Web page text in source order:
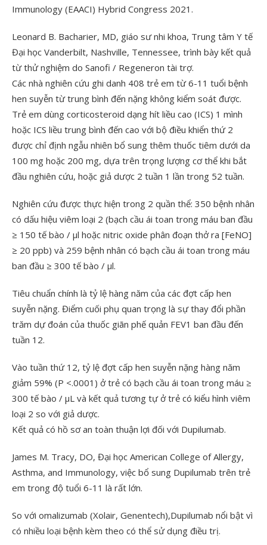
Immunology (EAACI) Hybrid Congress 2021.
Leonard B. Bacharier, MD, giáo sư nhi khoa, Trung tâm Y tế
Đại học Vanderbilt, Nashville, Tennessee, trình bày kết quả
từ thử nghiệm do Sanofi / Regeneron tài trợ.
Các nhà nghiên cứu ghi danh 408 trẻ em từ 6-11 tuổi bệnh
hen suyễn từ trung bình đến nặng không kiểm soát được.
Trẻ em dùng corticosteroid dạng hít liều cao (ICS) 1 mình
hoặc ICS liều trung bình đến cao với bộ điều khiển thứ 2
được chỉ định ngẫu nhiên bổ sung thêm thuốc tiêm dưới da
100 mg hoặc 200 mg, dựa trên trọng lượng cơ thể khi bắt
đầu nghiên cứu, hoặc giả dược 2 tuần 1 lần trong 52 tuần.
Nghiên cứu được thực hiện trong 2 quần thể: 350 bệnh nhân
có dấu hiệu viêm loại 2 (bạch cầu ái toan trong máu ban đầu
≥ 150 tế bào / μl hoặc nitric oxide phân đoạn thở ra [FeNO]
≥ 20 ppb) và 259 bệnh nhân có bạch cầu ái toan trong máu
ban đầu ≥ 300 tế bào / µl.
Tiêu chuẩn chính là tỷ lệ hàng năm của các đợt cấp hen
suyễn nặng. Điểm cuối phụ quan trọng là sự thay đổi phần
trăm dự đoán của thuốc giãn phế quản FEV1 ban đầu đến
tuần 12.
Vào tuần thứ 12, tỷ lệ đợt cấp hen suyễn nặng hàng năm
giảm 59% (P <.0001) ở trẻ có bạch cầu ái toan trong máu ≥
300 tế bào / µL và kết quả tương tự ở trẻ có kiểu hình viêm
loại 2 so với giả dược.
Kết quả có hồ sơ an toàn thuận lợi đối với Dupilumab.
James M. Tracy, DO, Đại học American College of Allergy,
Asthma, and Immunology, việc bổ sung Dupilumab trên trẻ
em trong độ tuổi 6-11 là rất lớn.
So với omalizumab (Xolair, Genentech),Dupilumab nổi bật vì
có nhiều loại bệnh kèm theo có thể sử dụng điều trị.